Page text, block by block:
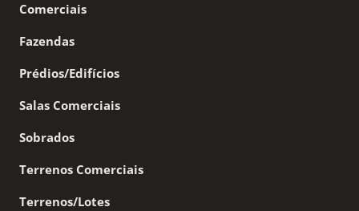
Comerciais
Fazendas
Prédios/Edifícios
Salas Comerciais
Sobrados
Terrenos Comerciais
Terrenos/Lotes